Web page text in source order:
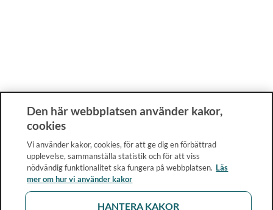
Den här webbplatsen använder kakor,
cookies
Vi använder kakor, cookies, för att ge dig en förbättrad
upplevelse, sammanställa statistik och för att viss
nödvändig funktionalitet ska fungera på webbplatsen. Läs
mer om hur vi använder kakor
HANTERA KAKOR